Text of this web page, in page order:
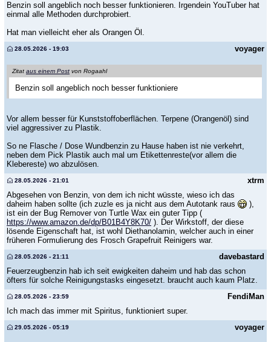
Benzin soll angeblich noch besser funktionieren. Irgendein YouTuber hat
einmal alle Methoden durchprobiert.
Hat man vielleicht eher als Orangen Öl.
voyager
28.05.2026 - 19:03
Zitat aus einem Post von Rogaahl
Benzin soll angeblich noch besser funktioniere
Vor allem besser für Kunststoffoberflächen. Terpene (Orangenöl) sind
viel aggressiver zu Plastik.
So ne Flasche / Dose Wundbenzin zu Hause haben ist nie verkehrt,
neben dem Pick Plastik auch mal um Etikettenreste(vor allem die
Klebereste) wo abzulösen.
xtrm
28.05.2026 - 21:01
Abgesehen von Benzin, von dem ich nicht wüsste, wieso ich das
daheim haben sollte (ich zuzle es ja nicht aus dem Autotank raus
),
ist ein der Bug Remover von Turtle Wax ein guter Tipp (
https://www.amazon.de/dp/B01B4Y8K70/ ). Der Wirkstoff, der diese
lösende Eigenschaft hat, ist wohl Diethanolamin, welcher auch in einer
früheren Formulierung des Frosch Grapefruit Reinigers war.
davebastard
28.05.2026 - 21:11
Feuerzeugbenzin hab ich seit ewigkeiten daheim und hab das schon
öfters für solche Reinigungstasks eingesetzt. braucht auch kaum Platz.
FendiMan
28.05.2026 - 23:59
Ich mach das immer mit Spiritus, funktioniert super.
voyager
29.05.2026 - 05:19